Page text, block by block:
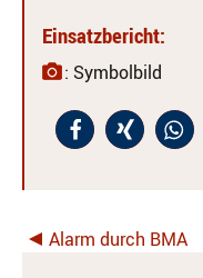
Einsatzbericht:
: Symbolbild
Alarm durch BMA